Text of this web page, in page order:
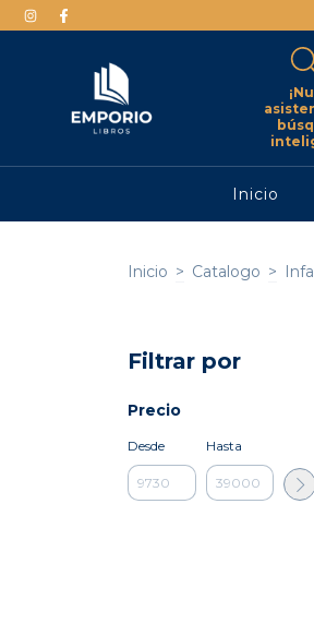
Inicio
Inicio > Catalogo >
Filtrar por
Precio
Desde Hasta